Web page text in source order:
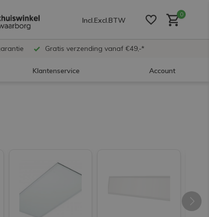
Incl.Excl.BTW
0
Gratis verzending vanaf €49,-*
Klantenservice Account